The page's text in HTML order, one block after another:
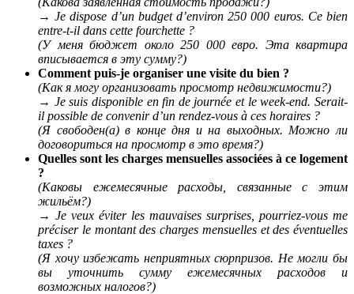
→Je dispose d’un budget d’environ 250 000 euros. Ce bien
entre-t-il dans cette fourchette ?
(У меня бюджет около 250 000 евро. Эта квартира
вписывается в эту сумму?)
Comment puis-je organiser une visite du bien ?
(Как я могу организовать просмотр недвижимости?)
→ Je suis disponible en fin de journée et le week-end. Serait-
il possible de convenir d’un rendez-vous à ces horaires ?
(Я свободен(а) в конце дня и на выходных. Можно ли
договориться на просмотр в это время?)
Quelles sont les charges mensuelles associées à ce logement
?
(Каковы ежемесячные расходы, связанные с этим
жильём?)
→ Je veux éviter les mauvaises surprises, pourriez-vous me
préciser le montant des charges mensuelles et des éventuelles
taxes ?
(Я хочу избежать неприятных сюрпризов. Не могли бы
вы уточнить сумму ежемесячных расходов и
возможных налогов?)